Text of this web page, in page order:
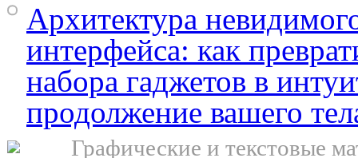
Архитектура
интерфейса: как
набора гаджетов в
продолжение вашего
Графические и текстовые